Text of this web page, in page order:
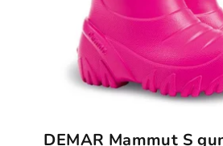
DEMAR Mammut S